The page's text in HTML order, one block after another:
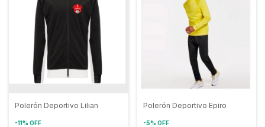
Polerón Deportivo Lilian
-11% OFF
Polerón Deportivo Epiro
-5% OFF